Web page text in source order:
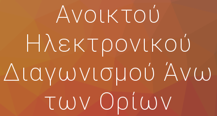
Ανοικτού
Ηλεκτρονικού
Διαγωνισμού Άνω
των Ορίων